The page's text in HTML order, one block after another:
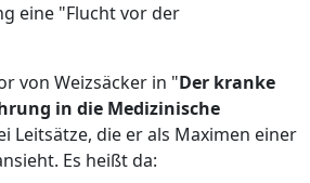
eine "Flucht vor der
von Weizsäcker in "Der kranke
in die Medizinische
Leitsätze, die er als Maximen einer
Es heißt da: